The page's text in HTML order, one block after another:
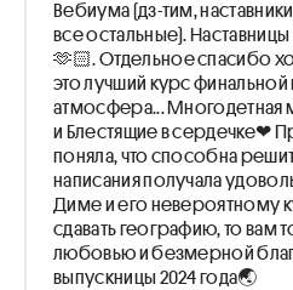
Вебиума (дз-тим,
все остальные).
🫶🏻. Отдельное спасибо
это лучший курс финальной
атмосфера... Многодетная
и Блестящие в сердечке❤
поняла, что способна
написания получала
Диме и его невероятному
сдавать географию, то вам
любовью и безмерной
выпускницы 2024 года🌏